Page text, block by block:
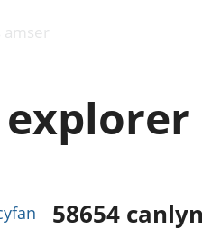
Llwodraeth, y sector
cyhoeddus a threthi
Cynnyrch Domestig
Gros
Mynegeion
amser
explorer
58654